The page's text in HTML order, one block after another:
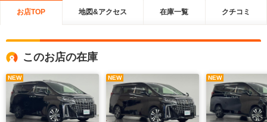
お店TOP 地図&アクセス 在庫一覧 クチコミ
このお店の在庫
NEW NEW NEW